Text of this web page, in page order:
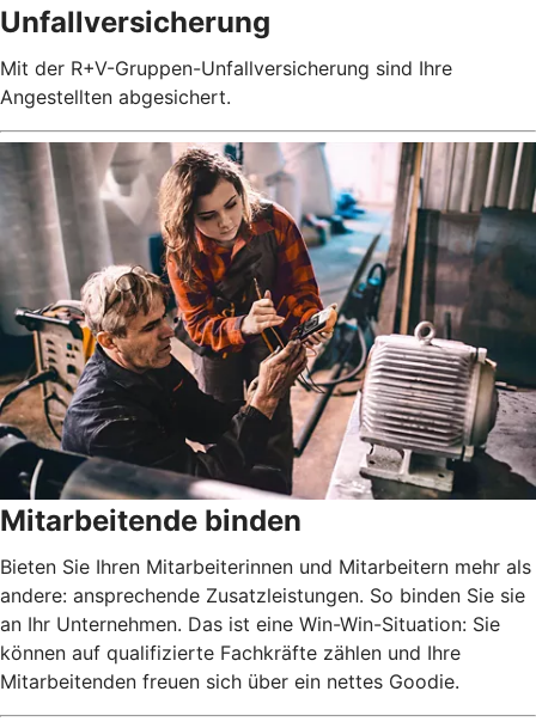
Unfallversicherung
Mit der R+V-Gruppen-Unfallversicherung sind Ihre
Angestellten abgesichert.
Mitarbeitende binden
Bieten Sie Ihren Mitarbeiterinnen und Mitarbeitern mehr als
andere: ansprechende Zusatzleistungen. So binden Sie sie
an Ihr Unternehmen. Das ist eine Win-Win-Situation: Sie
können auf qualifizierte Fachkräfte zählen und Ihre
Mitarbeitenden freuen sich über ein nettes Goodie.